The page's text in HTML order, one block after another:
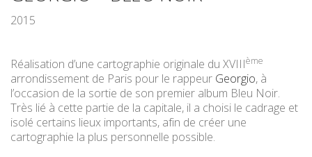
2015
Réalisation d’une cartographie originale du XVIIIème
arrondissement de Paris pour le rappeur Georgio, à
l’occasion de la sortie de son premier album Bleu Noir.
Très lié à cette partie de la capitale, il a choisi le cadrage et
isolé certains lieux importants, afin de créer une
cartographie la plus personnelle possible.